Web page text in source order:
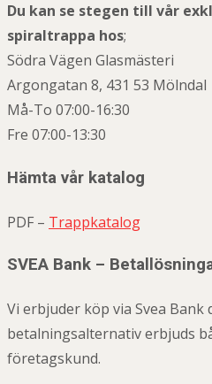
Du kan se stegen till vår
spiraltrappa hos;
Södra Vägen Glasmästeri
Argongatan 8, 431 53 Mölndal
Må-To 07:00-16:30
Fre 07:00-13:30
Hämta vår katalog
PDF – Trappkatalog
SVEA Bank –
Vi erbjuder köp via Svea Bank
betalningsalternativ erbjuds
företagskund.